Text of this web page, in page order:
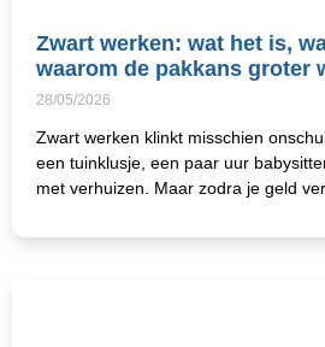
Zwart werken: wat het is,
waarom de pakkans groter
28/05/2026
Zwart werken klinkt misschien
een tuinklusje, een paar uur
met verhuizen. Maar zodra je geld